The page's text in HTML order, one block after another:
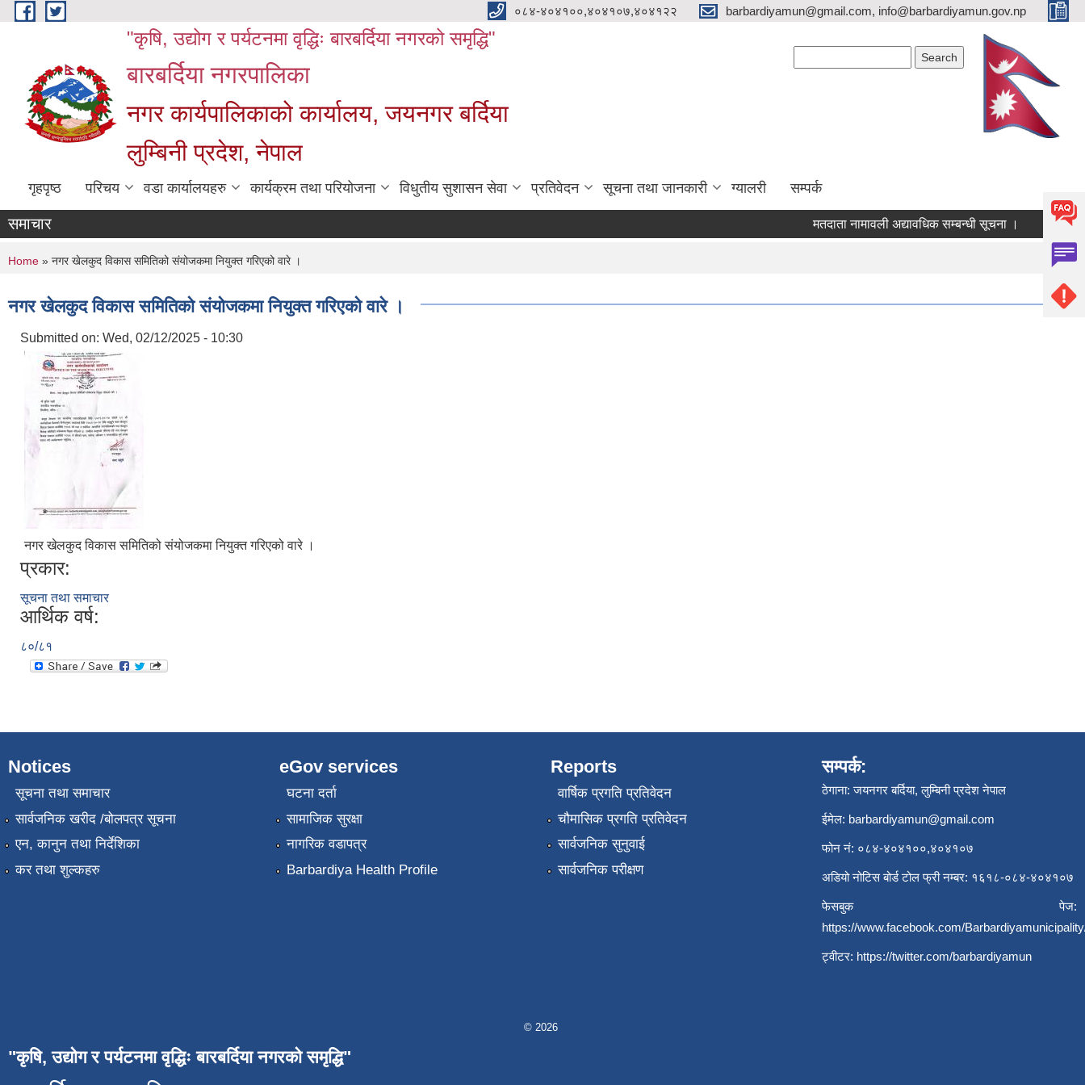
Skip to main content ०८४-४०४१००,४०४१०७,४०४१२२ barbardiyamun@gmail.com, info@barbardiyamun.gov.np
"कृषि, उद्योग र पर्यटनमा वृद्धिः बारबर्दिया नगरको समृद्धि"
बारबर्दिया नगरपालिका
नगर कार्यपालिकाको कार्यालय, जयनगर बर्दिया
लुम्बिनी प्रदेश, नेपाल
गृहपृष्ठ परिचय वडा कार्यालयहरु कार्यक्रम तथा परियोजना विधुतीय सुशासन सेवा प्रतिवेदन सूचना तथा जानकारी ग्यालरी सम्पर्क
समाचार मतदाता नामावली अद्यावधिक सम्बन्धी सूचना ।
You are here
Home » नगर खेलकुद विकास समितिको संयोजकमा नियुक्त गरिएको वारे ।
नगर खेलकुद विकास समितिको संयोजकमा नियुक्त गरिएको वारे ।
Submitted on: Wed, 02/12/2025 - 10:30
नगर खेलकुद विकास समितिको संयोजकमा नियुक्त गरिएको वारे ।
प्रकार:
सूचना तथा समाचार
आर्थिक वर्ष:
८०/८१
Notices
सूचना तथा समाचार
सार्वजनिक खरीद /बोलपत्र सूचना
एन, कानुन तथा निर्देशिका
कर तथा शुल्कहरु
eGov services
घटना दर्ता
सामाजिक सुरक्षा
नागरिक वडापत्र
Barbardiya Health Profile
Reports
वार्षिक प्रगति प्रतिवेदन
चौमासिक प्रगति प्रतिवेदन
सार्वजनिक सुनुवाई
सार्वजनिक परीक्षण
सम्पर्क:
ठेगाना: जयनगर बर्दिया, लुम्बिनी प्रदेश नेपाल
ईमेल: barbardiyamun@gmail.com
फोन नं: ०८४-४०४१००,४०४१०७
अडियो नोटिस बोर्ड टोल फ्री नम्बर: १६१८-०८४-४०४१०७
फेसबुक पेज:
https://www.facebook.com/
ट्वीटर: https://twitter.com/barbardiyamun
© 2026
"कृषि, उद्योग र पर्यटनमा वृद्धिः बारबर्दिया नगरको समृद्धि"